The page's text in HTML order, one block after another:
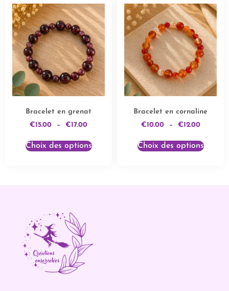
Bracelet en grenat
€15.00 – €17.00
Choix des options
Bracelet en cornaline
€10.00 – €12.00
Choix des options